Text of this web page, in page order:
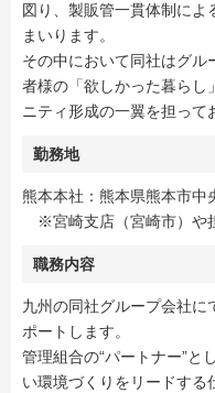
図り、製販管一貫体制によ
まいります。
その中において同社はグル
者様の「欲しかった暮らし
ニティ形成の一翼を担って
勤務地
熊本本社：熊本県熊本市中
※宮崎支店（宮崎市）や
職務内容
九州の同社グループ会社に
ポートします。
管理組合の“パートナー”と
い環境づくりをリードする